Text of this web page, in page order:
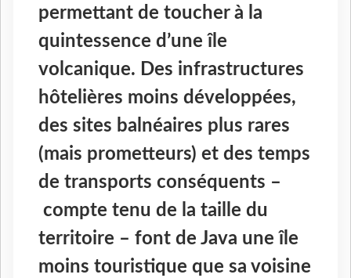
permettant de toucher à la
quintessence d’une île
volcanique. Des infrastructures
hôtelières moins développées,
des sites balnéaires plus rares
(mais prometteurs) et des temps
de transports conséquents –
compte tenu de la taille du
territoire – font de Java une île
moins touristique que sa voisine